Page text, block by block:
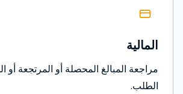
المالية
مراجعة المبالغ المحصلة أو المرتجعة
الطلب.